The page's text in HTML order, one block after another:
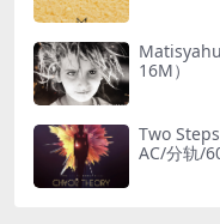
16M）
Two
AC/分轨/